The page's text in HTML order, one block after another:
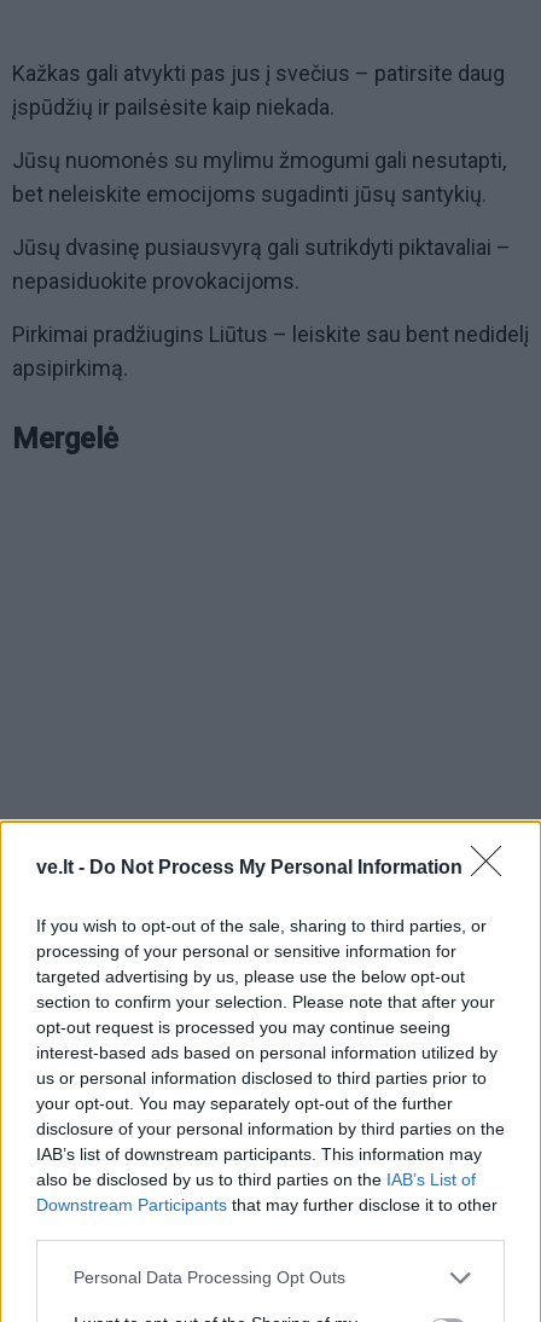
ve.lt - Do Not Process My Personal Information
If you wish to opt-out of the sale, sharing to third parties, or
processing of your personal or sensitive information for
targeted advertising by us, please use the below opt-out
section to confirm your selection. Please note that after your
opt-out request is processed you may continue seeing
interest-based ads based on personal information utilized by
us or personal information disclosed to third parties prior to
your opt-out. You may separately opt-out of the further
disclosure of your personal information by third parties on the
IAB’s list of downstream participants. This information may
also be disclosed by us to third parties on the IAB’s List of
Downstream Participants that may further disclose it to other
Personal Data Processing Opt Outs
Kažkas gali atvykti pas jus į svečius – patirsite daug
įspūdžių ir pailsėsite kaip niekada.
Jūsų nuomonės su mylimu žmogumi gali nesutapti,
bet neleiskite emocijoms sugadinti jūsų santykių.
Jūsų dvasinę pusiausvyrą gali sutrikdyti piktavaliai –
nepasiduokite provokacijoms.
Pirkimai pradžiugins Liūtus – leiskite sau bent nedidelį
apsipirkimą.
Mergelė
Mergelės bus baimės ir nerimo įtakoje – stenkitės
visomis jėgomis nusiraminti.
Spontaniškas apsipirkimas sugadins santykius su
antrąja puse, todėl iš anksto suderinkite išlaidas.
Mergelės norės pasinerti į save.
Pasinaudokite šia proga savęs pažinimui ir talentų
atskleidimui.
Skirkite laiko giminaičiams, jiems gali prireikti jūsų
pagalbos.